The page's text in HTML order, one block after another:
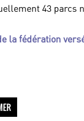
43 parcs
la fédération